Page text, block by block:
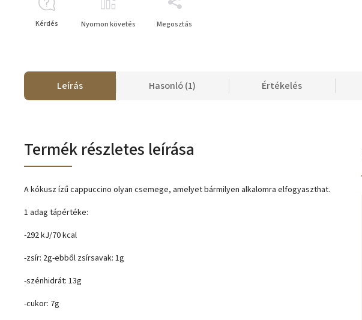
Kérdés Nyomon követés Megosztás
Leírás Hasonló (1) Értékelés
Termék részletes leírása
A kókusz ízű cappuccino olyan csemege, amelyet bármilyen alkalomra elfogyaszthat.
1 adag tápértéke:
-292 kJ/70 kcal
-zsír: 2g-ebből zsírsavak: 1g
-szénhidrát: 13g
-cukor: 7g